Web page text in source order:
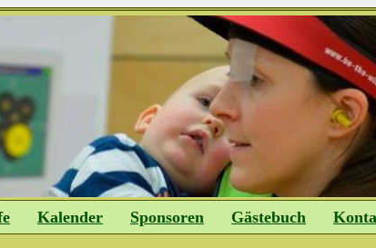
Kalender Sponsoren Gästebuch